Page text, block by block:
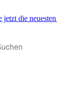
jetzt die